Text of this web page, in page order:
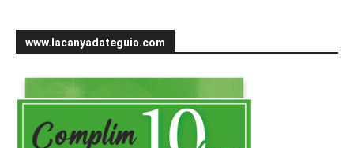
www.lacanyadateguia.com